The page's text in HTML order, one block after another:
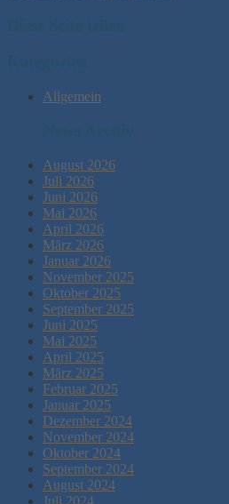
Allgemein
August 2026
Juli 2026
Juni 2026
Mai 2026
April 2026
März 2026
Januar 2026
November 2025
Oktober 2025
September 2025
Juni 2025
Mai 2025
April 2025
März 2025
Februar 2025
Januar 2025
Dezember 2024
November 2024
Oktober 2024
September 2024
August 2024
Juli 2024